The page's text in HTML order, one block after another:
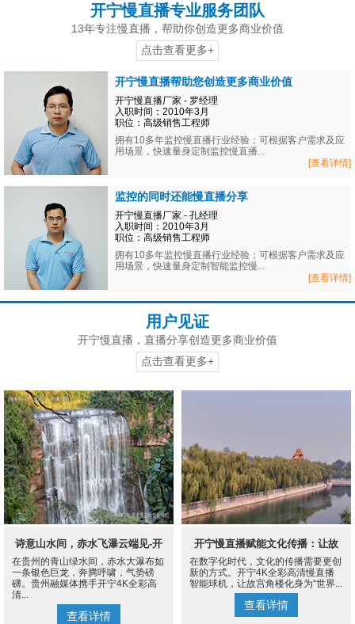
开宁慢直播专业服务团队
13年专注慢直播，帮助你创造更多商业价值
点击查看更多+
开宁慢直播帮助您创造更多商业价值
开宁慢直播厂家 - 罗经理
入职时间：2010年3月
职位：高级销售工程师
拥有10多年监控慢直播行业经验；可根据客户需求及应
用场景，快速量身定制监控慢直播...
[查看详情]
监控的同时还能慢直播分享
开宁慢直播厂家 - 孔经理
入职时间：2010年3月
职位：高级销售工程师
拥有10多年监控慢直播行业经验；可根据客户需求及应
用场景，快速量身定制智能监控慢...
[查看详情]
用户见证
开宁慢直播，直播分享创造更多商业价值
点击查看更多+
诗意山水间，赤水飞瀑云端见-开
宁4K慢直播摄像机
在贵州的青山绿水间，赤水大瀑布如
一条银色巨龙，奔腾呼啸，气势磅
礴。贵州融媒体携手开宁4K全彩高
清...
查看详情
开宁慢直播赋能文化传播：让故
宫角楼成为世界的文化客厅
在数字化时代，文化的传播需要更创
新的方式。开宁4K全彩高清慢直播
智能球机，让故宫角楼化身为“世界...
查看详情